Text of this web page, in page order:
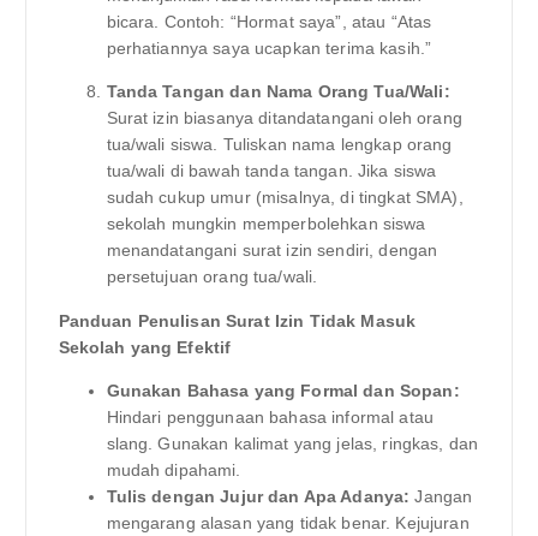
bicara. Contoh: “Hormat saya”, atau “Atas
perhatiannya saya ucapkan terima kasih.”
Tanda Tangan dan Nama Orang Tua/Wali:
Surat izin biasanya ditandatangani oleh orang
tua/wali siswa. Tuliskan nama lengkap orang
tua/wali di bawah tanda tangan. Jika siswa
sudah cukup umur (misalnya, di tingkat SMA),
sekolah mungkin memperbolehkan siswa
menandatangani surat izin sendiri, dengan
persetujuan orang tua/wali.
Panduan Penulisan Surat Izin Tidak Masuk
Sekolah yang Efektif
Gunakan Bahasa yang Formal dan Sopan:
Hindari penggunaan bahasa informal atau
slang. Gunakan kalimat yang jelas, ringkas, dan
mudah dipahami.
Tulis dengan Jujur dan Apa Adanya: Jangan
mengarang alasan yang tidak benar. Kejujuran